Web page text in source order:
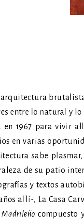
entre lo natural y
en 1967 para vivir
en varias
sabe
de su patio
y textos
allí-, La Casa
Madrileño compuesto